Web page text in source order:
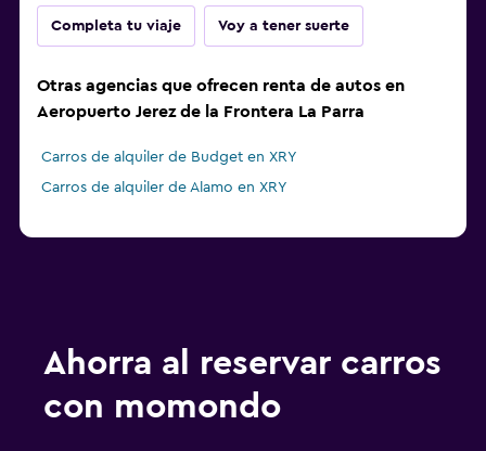
Completa tu viaje Voy a tener suerte
Otras agencias que ofrecen renta de autos en
Aeropuerto Jerez de la Frontera La Parra
Carros de alquiler de Budget en XRY
Carros de alquiler de Alamo en XRY
Ahorra al reservar carros
con momondo